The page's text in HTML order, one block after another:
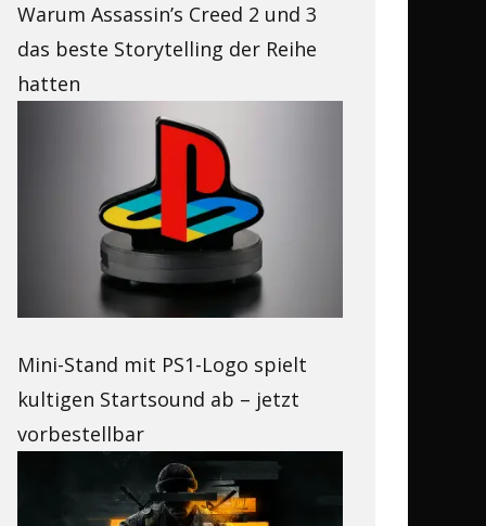
Warum Assassin’s Creed 2 und 3
das beste Storytelling der Reihe
hatten
Mini-Stand mit PS1-Logo spielt
kultigen Startsound ab – jetzt
vorbestellbar